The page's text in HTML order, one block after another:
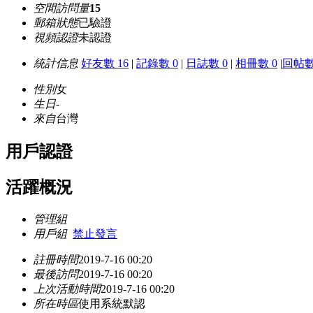
空間訪問量15
郵箱狀態已驗證
視頻認證未認證
統計信息 好友數 16 | 記錄數 0 | 日誌數 0 | 相冊數 0 |回帖
性別女
生日-
來自台灣
用戶認證
活躍概況
管理組
用戶組 禁止發言
註冊時間2019-7-16 00:20
最後訪問2019-7-16 00:20
上次活動時間2019-7-16 00:20
所在時區使用系統默認